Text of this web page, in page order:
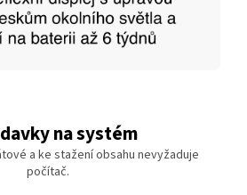
na systém
a ke stažení obsahu nevyžaduje
počítač.